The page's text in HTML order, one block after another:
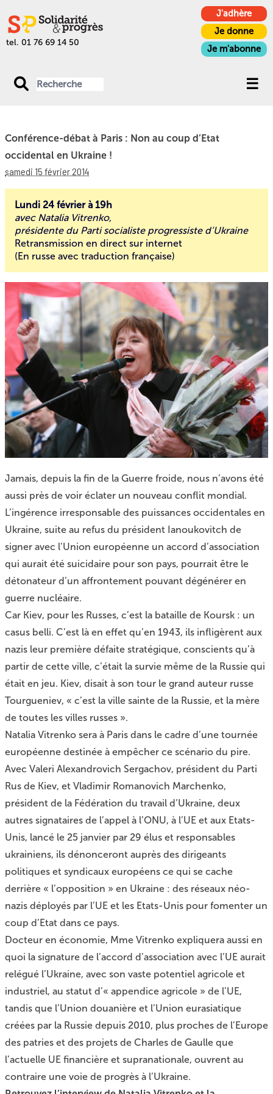
tel. 01 76 69 14 50
J'adhère
Je donne
Je m'abonne
Conférence-débat à Paris : Non au coup d’Etat
occidental en Ukraine !
samedi 15 février 2014
Lundi 24 février à 19h
avec Natalia Vitrenko,
présidente du Parti socialiste progressiste d’Ukraine
Retransmission en direct sur internet
(En russe avec traduction française)
Jamais, depuis la fin de la Guerre froide, nous n’avons été
aussi près de voir éclater un nouveau conflit mondial.
L’ingérence irresponsable des puissances occidentales en
Ukraine, suite au refus du président Ianoukovitch de
signer avec l’Union européenne un accord d’association
qui aurait été suicidaire pour son pays, pourrait être le
détonateur d’un affrontement pouvant dégénérer en
guerre nucléaire.
Car Kiev, pour les Russes, c’est la bataille de Koursk : un
casus belli. C’est là en effet qu’en 1943, ils infligèrent aux
nazis leur première défaite stratégique, conscients qu’à
partir de cette ville, c’était la survie même de la Russie qui
était en jeu. Kiev, disait à son tour le grand auteur russe
Tourgueniev, « c’est la ville sainte de la Russie, et la mère
de toutes les villes russes ».
Natalia Vitrenko sera à Paris dans le cadre d’une tournée
européenne destinée à empêcher ce scénario du pire.
Avec Valeri Alexandrovich Sergachov, président du Parti
Rus de Kiev, et Vladimir Romanovich Marchenko,
président de la Fédération du travail d’Ukraine, deux
autres signataires de l’appel à l’ONU, à l’UE et aux Etats-
Unis, lancé le 25 janvier par 29 élus et responsables
ukrainiens, ils dénonceront auprès des dirigeants
politiques et syndicaux européens ce qui se cache
derrière « l’opposition » en Ukraine : des réseaux néo-
nazis déployés par l’UE et les Etats-Unis pour fomenter un
coup d’Etat dans ce pays.
Docteur en économie, Mme Vitrenko expliquera aussi en
quoi la signature de l’accord d’association avec l’UE aurait
relégué l’Ukraine, avec son vaste potentiel agricole et
industriel, au statut d’« appendice agricole » de l’UE,
tandis que l’Union douanière et l’Union eurasiatique
créées par la Russie depuis 2010, plus proches de l’Europe
des patries et des projets de Charles de Gaulle que
l’actuelle UE financière et supranationale, ouvrent au
contraire une voie de progrès à l’Ukraine.